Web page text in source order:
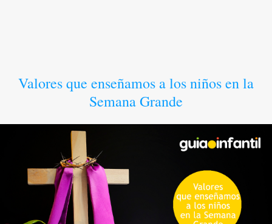
Valores que enseñamos a los niños en la
Semana Grande